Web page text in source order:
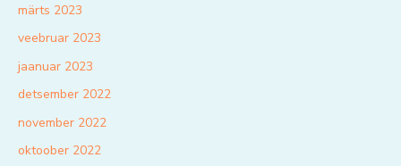
märts 2023
veebruar 2023
jaanuar 2023
detsember 2022
november 2022
oktoober 2022